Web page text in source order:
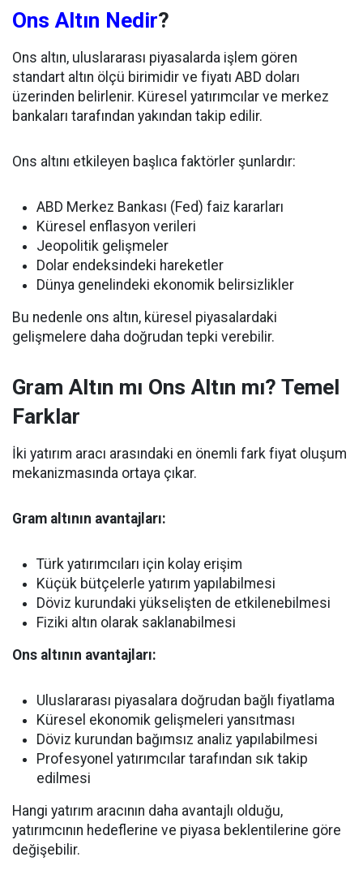
Ons Altın Nedir?
Ons altın, uluslararası piyasalarda işlem gören
standart altın ölçü birimidir ve fiyatı ABD doları
üzerinden belirlenir. Küresel yatırımcılar ve merkez
bankaları tarafından yakından takip edilir.
Ons altını etkileyen başlıca faktörler şunlardır:
ABD Merkez Bankası (Fed) faiz kararları
Küresel enflasyon verileri
Jeopolitik gelişmeler
Dolar endeksindeki hareketler
Dünya genelindeki ekonomik belirsizlikler
Bu nedenle ons altın, küresel piyasalardaki
gelişmelere daha doğrudan tepki verebilir.
Gram Altın mı Ons Altın mı? Temel
Farklar
İki yatırım aracı arasındaki en önemli fark fiyat oluşum
mekanizmasında ortaya çıkar.
Gram altının avantajları:
Türk yatırımcıları için kolay erişim
Küçük bütçelerle yatırım yapılabilmesi
Döviz kurundaki yükselişten de etkilenebilmesi
Fiziki altın olarak saklanabilmesi
Ons altının avantajları:
Uluslararası piyasalara doğrudan bağlı fiyatlama
Küresel ekonomik gelişmeleri yansıtması
Döviz kurundan bağımsız analiz yapılabilmesi
Profesyonel yatırımcılar tarafından sık takip
edilmesi
Hangi yatırım aracının daha avantajlı olduğu,
yatırımcının hedeflerine ve piyasa beklentilerine göre
değişebilir.